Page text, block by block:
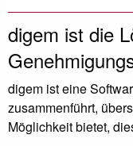
Vorheriges Bild
◀︎
digem - Digitales
Genehmigungs-
dokumentieren!
digem ist die
digem ist eine
zusammenführt,
Möglichkeit bietet,